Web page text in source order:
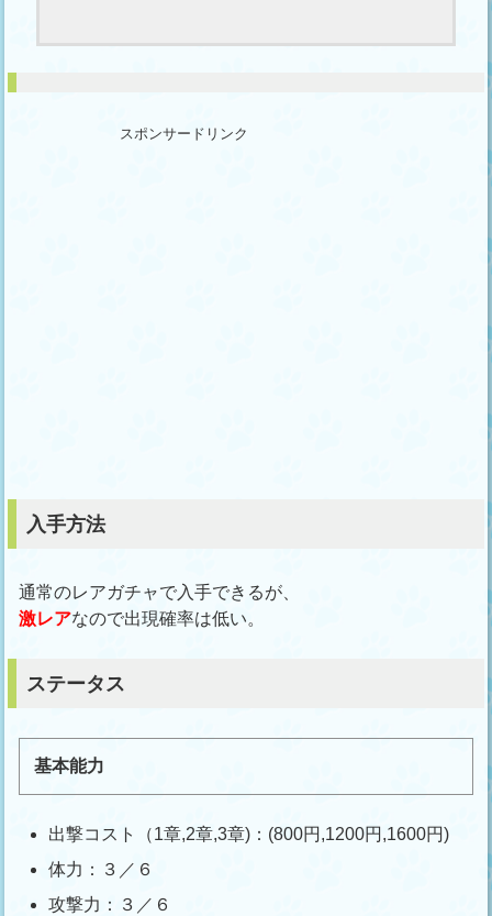
スポンサードリンク
入手方法
通常のレアガチャで入手できるが、
激レアなので出現確率は低い。
ステータス
基本能力
出撃コスト（1章,2章,3章)：(800円,1200円,1600円)
体力：３／６
攻撃力：３／６